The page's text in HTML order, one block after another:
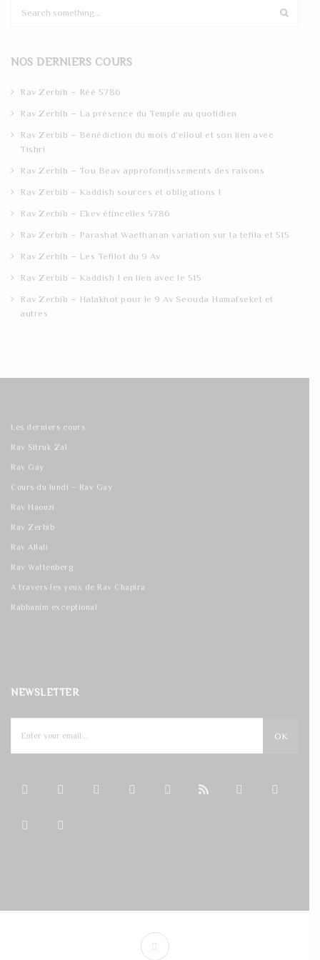
c
NOS DERNIERS COURS
Rav Zerbib – Réé 5786
Rav Zerbib – La présence du Temple au quotidien
Rav Zerbib – Bénédiction du mois d’elloul et son lien avec
Tishri
Rav Zerbib – Tou Beav approfondissements des raisons
Rav Zerbib – Kaddish sources et obligations 1
Rav Zerbib – Ekev étincelles 5786
Rav Zerbib – Parashat Waethanan variation sur la tefila et 515
Rav Zerbib – Les Tefilot du 9 Av
Rav Zerbib – Kaddish 1 en lien avec le 515
Rav Zerbib – Halakhot pour le 9 Av Seouda Hamafseket et
autres
Les derniers cours
Rav Sitruk Zal
Rav Gay
Cours du lundi – Rav Gay
Rav Haouzi
Rav Zerbib
Rav Allali
Rav Wattenberg
A travers les yeux de Rav Chapira
Rabbanim exceptional
NEWSLETTER
OK